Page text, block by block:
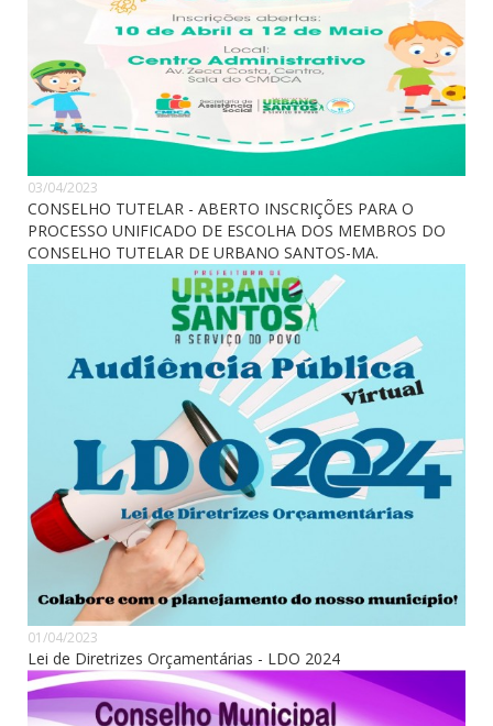
03/04/2023
CONSELHO TUTELAR - ABERTO INSCRIÇÕES PARA O
PROCESSO UNIFICADO DE ESCOLHA DOS MEMBROS DO
CONSELHO TUTELAR DE URBANO SANTOS-MA.
01/04/2023
Lei de Diretrizes Orçamentárias - LDO 2024